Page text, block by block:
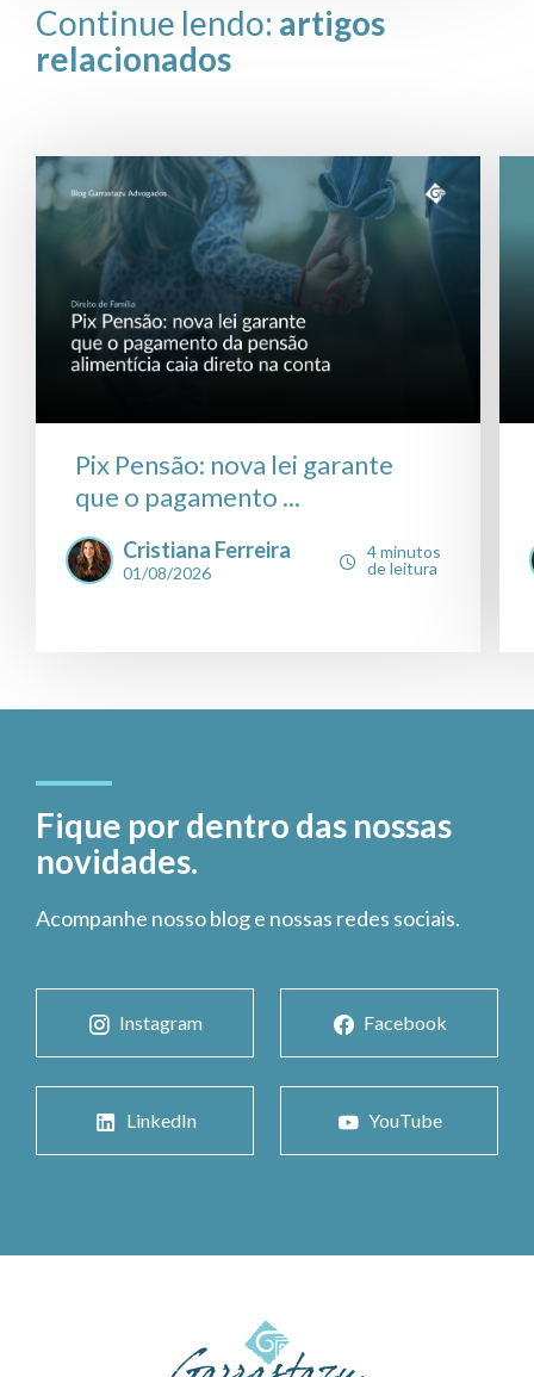
Continue lendo: artigos
relacionados
Pix Pensão: nova lei garante
que o pagamento ...
Cristiana Ferreira
01/08/2026
4 minutos
de leitura
Fique por dentro das nossas
novidades.
Acompanhe nosso blog e nossas redes sociais.
Instagram Facebook
LinkedIn YouTube